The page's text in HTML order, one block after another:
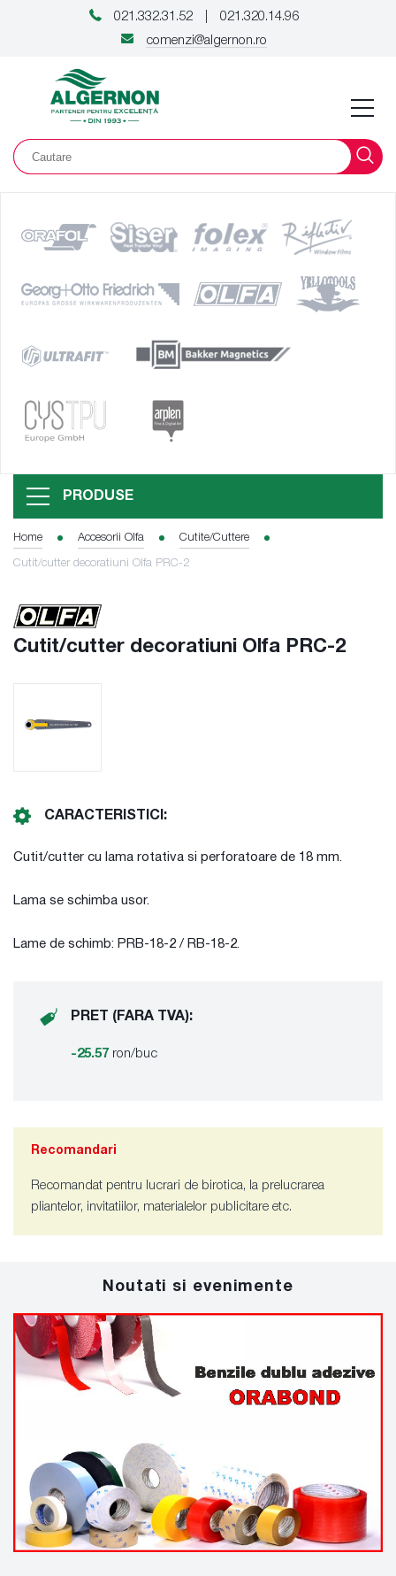
021.332.31.52
021.320.14.96
comenzi@algernon.ro
PRODUSE
Home Accesorii Olfa Cutite/Cuttere
Cutit/cutter decoratiuni Olfa PRC-2
Cutit/cutter decoratiuni Olfa PRC-2
CARACTERISTICI:
Cutit/cutter cu lama rotativa si perforatoare de 18 mm.
Lama se schimba usor.
Lame de schimb: PRB-18-2 / RB-18-2.
PRET (FARA TVA):
-25.57 ron/buc
Recomandari
Recomandat pentru lucrari de birotica, la prelucrarea
pliantelor, invitatiilor, materialelor publicitare etc.
Noutati si evenimente